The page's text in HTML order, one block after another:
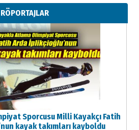
Aileyi Korumak
Korumaktır
Pazartesi
RÖPORTAJLAR
Sporcusu Milli Kayakçı Fatih
kayak takımları kayboldu